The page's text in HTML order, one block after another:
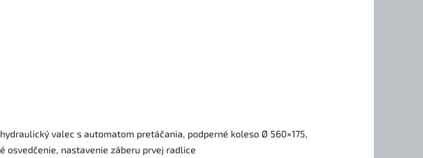
valec s automatom pretáčania, podperné koleso Ø 560×175,
osvedčenie, nastavenie záberu prvej radlice